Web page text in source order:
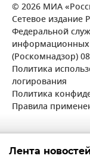
© 2026 МИА
Сетевое издание
Федеральной
информационных
(Роскомнадзор)
Политика
логирования
Политика
Правила
Лента